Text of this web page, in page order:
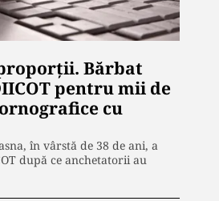
Bărbat
pentru mii de
cu
în vârstă de 38 de ani, a
după ce anchetatorii au